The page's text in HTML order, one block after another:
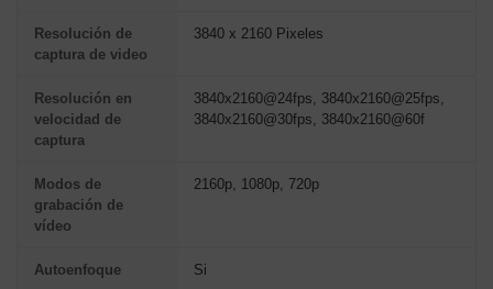
Resolución de
captura de video
3840 x 2160 Pixeles
Resolución en
velocidad de
captura
3840x2160@24fps, 3840x2160@25fps,
3840x2160@30fps, 3840x2160@60f
Modos de
grabación de
vídeo
2160p, 1080p, 720p
Autoenfoque Si